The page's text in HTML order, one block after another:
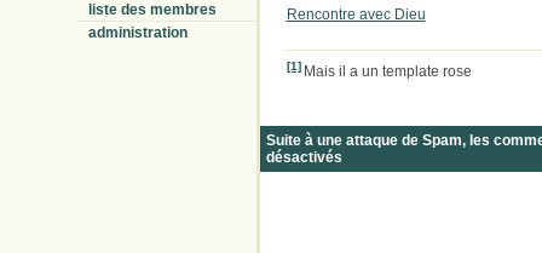
liste des membres
administration
Rencontre avec Dieu
[1] Mais il a un template rose
Suite à une attaque de Spam, les
désactivés